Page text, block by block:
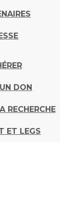
DON
RECHERCHE
ET LEGS